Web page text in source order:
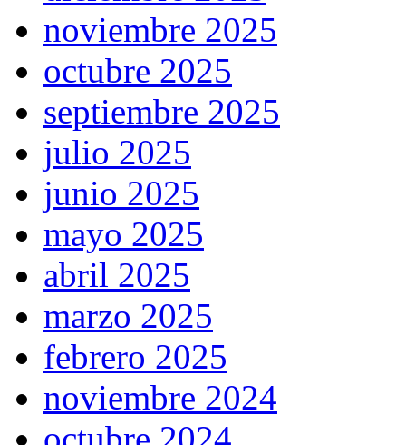
noviembre 2025
octubre 2025
septiembre 2025
julio 2025
junio 2025
mayo 2025
abril 2025
marzo 2025
febrero 2025
noviembre 2024